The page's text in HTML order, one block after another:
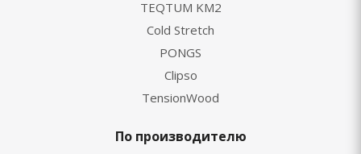
TEQTUM KM2
Cold Stretch
PONGS
Clipso
TensionWood
По производителю